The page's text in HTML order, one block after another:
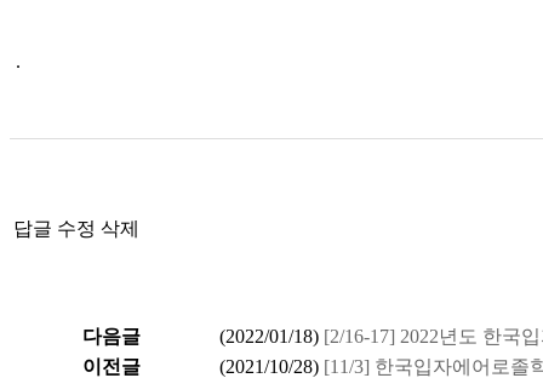
.
답글 수정 삭제
다음글 (2022/01/18) [2/16-17] 2022년도 한국
이전글
(2021/10/28) [11/3] 한국입자에어로졸